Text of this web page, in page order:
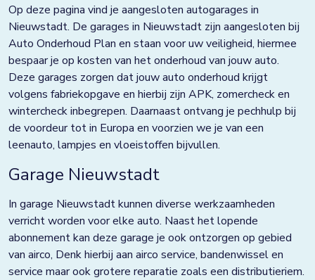
Doezum
Dokkum
Drachten
Eindhoven
Elst
Emmen
Enkhuizen
Franeker
Goor
Grave
Op deze pagina vind je aangesloten autogarages in
Nieuwstadt. De garages in Nieuwstadt zijn aangesloten bij
Auto Onderhoud Plan en staan voor uw veiligheid, hiermee
bespaar je op kosten van het onderhoud van jouw auto.
Deze garages zorgen dat jouw auto onderhoud krijgt
volgens fabriekopgave en hierbij zijn APK, zomercheck en
wintercheck inbegrepen. Daarnaast ontvang je pechhulp bij
de voordeur tot in Europa en voorzien we je van een
leenauto, lampjes en vloeistoffen bijvullen.
Garage Nieuwstadt
In garage Nieuwstadt kunnen diverse werkzaamheden
verricht worden voor elke auto. Naast het lopende
abonnement kan deze garage je ook ontzorgen op gebied
van airco, Denk hierbij aan airco service, bandenwissel en
service maar ook grotere reparatie zoals een distributieriem.